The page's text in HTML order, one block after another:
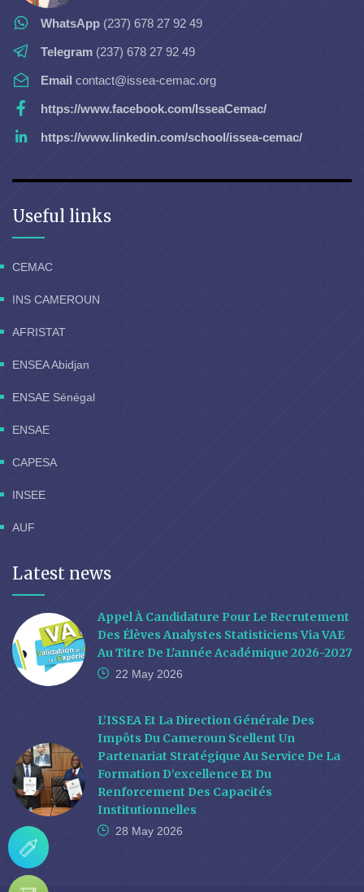
WhatsApp (237) 678 27 92 49
Telegram (237) 678 27 92 49
Email contact@issea-cemac.org
https://www.facebook.com/IsseaCemac/
https://www.linkedin.com/school/issea-cemac/
Useful links
CEMAC
INS CAMEROUN
AFRISTAT
ENSEA Abidjan
ENSAE Sénégal
ENSAE
CAPESA
INSEE
AUF
Latest news
Appel À Candidature Pour Le Recrutement
Des Élèves Analystes Statisticiens Via VAE
Au Titre De L'année Académique 2026-2027
22 May 2026
L’ISSEA Et La Direction Générale Des
Impôts Du Cameroun Scellent Un
Partenariat Stratégique Au Service De La
Formation D’excellence Et Du
Renforcement Des Capacités
Institutionnelles
28 May 2026